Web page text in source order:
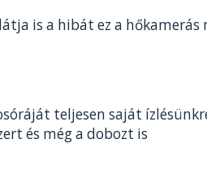
is a hibát ez a
teljesen saját
és még a dobozt is